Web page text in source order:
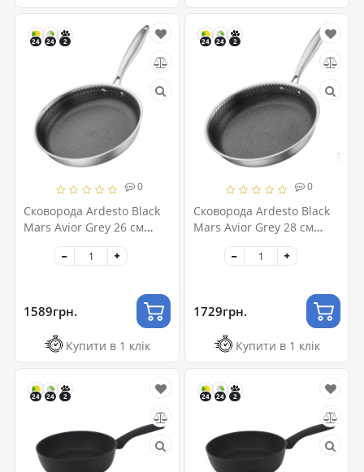
24 24 2
0
Сковорода Ardesto Black
Mars Avior Grey 26 см
(AR0726BS)
1589грн.
Купити в 1 клік
24 24 2
0
Сковорода Ardesto Black
Mars Avior Grey 28 см
(AR0728BS)
1729грн.
Купити в 1 клік
24 24 2 24 24 2